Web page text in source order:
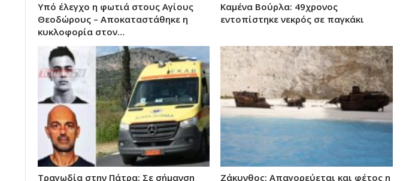
Υπό έλεγχο η φωτιά στους Αγίους
Θεοδώρους – Αποκαταστάθηκε η
κυκλοφορία στον…
Καμένα Βούρλα: 49χρονος
εντοπίστηκε νεκρός σε παγκάκι
Τραγωδία στην Πάτρα: Σε σήμανση Ζάκυνθος: Απαγορεύεται και φέτος η